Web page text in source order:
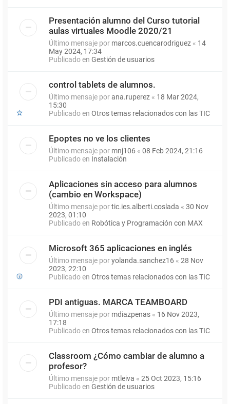
Presentación alumno del Curso tutorial
aulas virtuales Moodle 2020/21
Último mensaje por marcos.cuencarodriguez « 14
May 2024, 17:34
Publicado en Gestión de usuarios
control tablets de alumnos.
Último mensaje porana.ruperez « 18 Mar 2024,
15:30
Publicado en Otros temas relacionados con las TIC
Epoptes no ve los clientes
Último mensaje por mnj106 « 08 Feb 2024, 21:16
Publicado en Instalación
Aplicaciones sin acceso para alumnos
(cambio en Workspace)
Último mensaje portic.ies.alberti.coslada « 30 Nov
2023, 01:10
Publicado en Robótica y Programación con MAX
Microsoft 365 aplicaciones en inglés
Último mensaje poryolanda.sanchez16 « 28 Nov
2023, 22:10
Publicado en Otros temas relacionados con las TIC
PDI antiguas. MARCA TEAMBOARD
Último mensaje por mdiazpenas « 16 Nov 2023,
17:18
Publicado en Otros temas relacionados con las TIC
Classroom ¿Cómo cambiar de alumno a
profesor?
Último mensaje por mtleiva « 25 Oct 2023, 15:16
Publicado en Gestión de usuarios